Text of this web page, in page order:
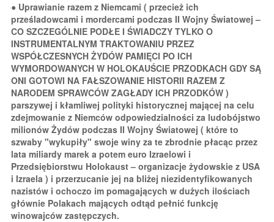
● Uprawianie razem z Niemcami ( przecież ich
prześladowcami i mordercami podczas II Wojny Światowej –
CO SZCZEGÓLNIE PODŁE I ŚWIADCZY TYLKO O
INSTRUMENTALNYM TRAKTOWANIU PRZEZ
WSPÓŁCZESNYCH ŻYDÓW PAMIĘCI PO ICH
WYMORDOWANYCH W HOLOKAUŚCIE PRZODKACH GDY SĄ
ONI GOTOWI NA FAŁSZOWANIE HISTORII RAZEM Z
NARODEM SPRAWCÓW ZAGŁADY ICH PRZODKÓW )
parszywej i kłamliwej polityki historycznej mającej na celu
zdejmowanie z Niemców odpowiedzialności za ludobójstwo
milionów Żydów podczas II Wojny Światowej ( które to
szwaby "wykupiły" swoje winy za te zbrodnie płacąc przez
lata miliardy marek a potem euro Izraelowi i
Przedsiębiorstwu Holokaust – organizacje żydowskie z USA
i Izraela ) i przerzucanie jej na bliżej niezidentyfikowanych
nazistów i ochoczo im pomagających w dużych ilościach
głównie Polakach mających odtąd pełnić funkcję
winowajców zastępczych.